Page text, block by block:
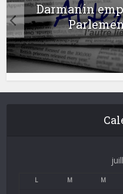
Darmanin
L M M